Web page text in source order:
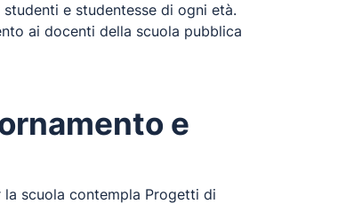
e studentesse di ogni età.
ai docenti della scuola pubblica
e
scuola contempla Progetti di